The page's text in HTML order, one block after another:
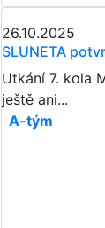
26.10.2025
SLUNETA
Utkání 7. kola
ještě ani...
A-tým